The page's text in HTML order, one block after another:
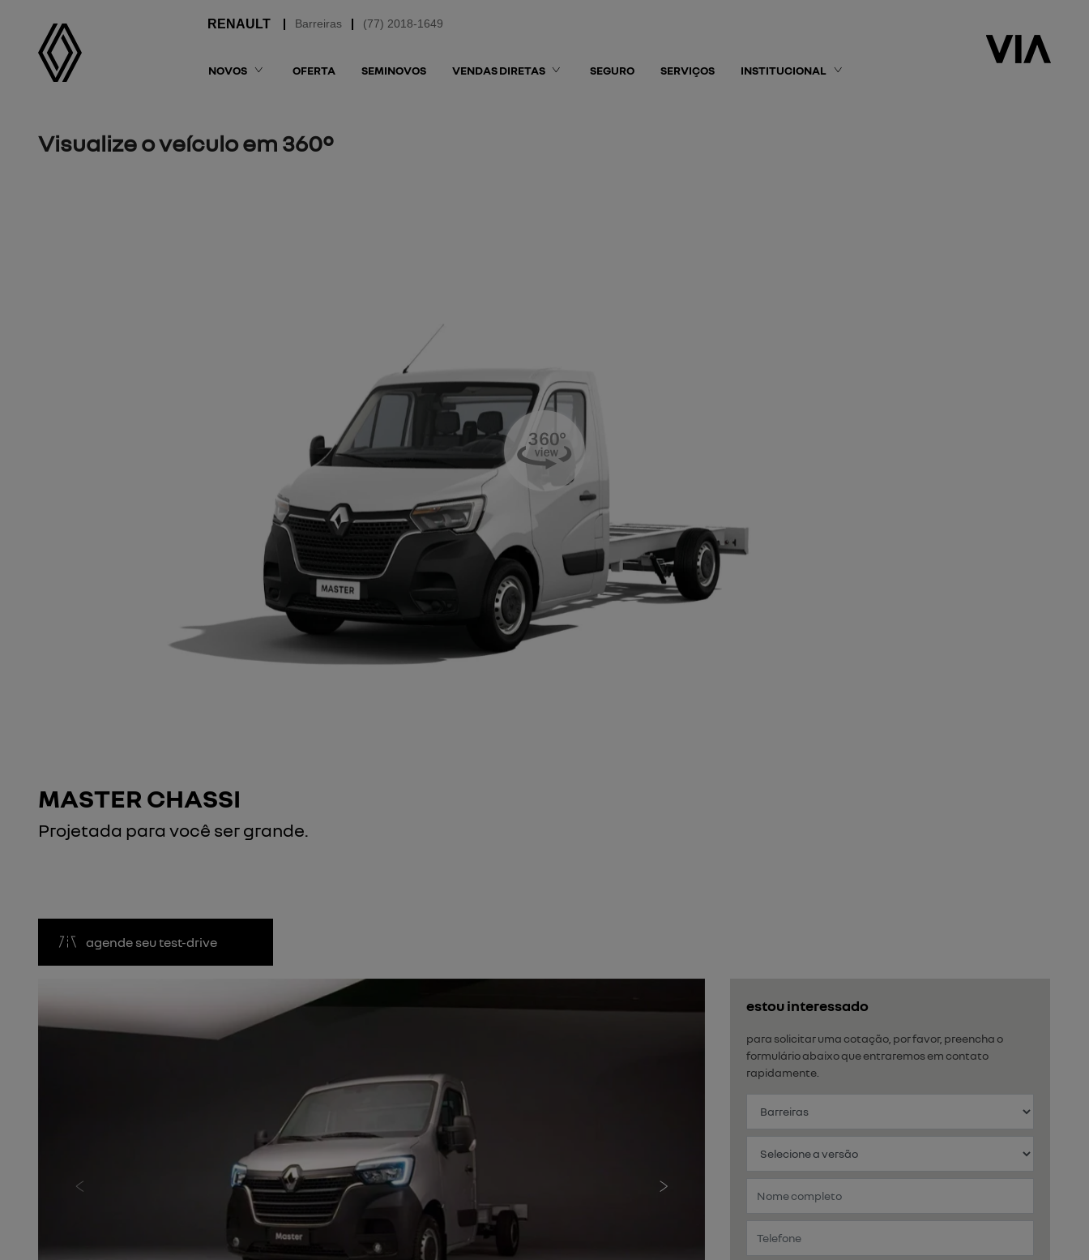
(77) 2018-1649
Barreiras
NOVOS OFERTA SEMINOVOS VENDAS DIRETAS SEGURO SERVIÇOS INSTITUCIONAL
Visualize o veículo em 360°
MASTER CHASSI
Projetada para você ser grande.
agende seu test-drive
estou interessado
para solicitar uma cotação, por favor, preencha o
formulário abaixo que entraremos em contato
rapidamente.
Anterior Próximo